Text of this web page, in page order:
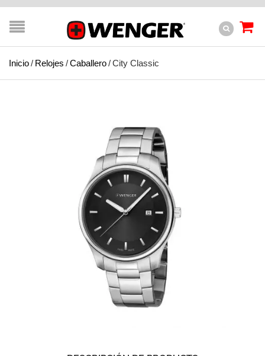
Inicio/ Relojes /Caballero/City Classic